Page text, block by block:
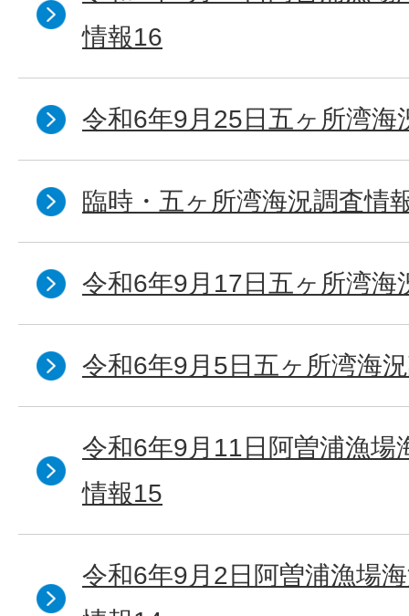
情報16
令和6年9月25日五ヶ所湾海
臨時・五ヶ所湾海況調査情
令和6年9月17日五ヶ所湾海
令和6年9月5日五ヶ所湾海
令和6年9月11日阿曽浦漁場
情報15
令和6年9月2日阿曽浦漁場